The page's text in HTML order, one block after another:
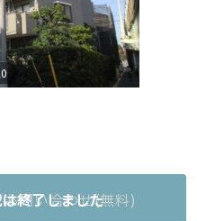
問い合わせ(無料)
終了しました